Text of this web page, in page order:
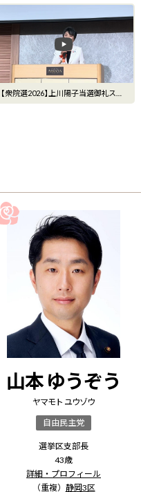
【衆院選2026】上川陽子当選御礼スピ
ーチ（フルVers.）
山本 ゆうぞう
ヤマモト ユウゾウ
自由民主党
選挙区支部長
43歳
詳細・プロフィール
（重複） 静岡3区